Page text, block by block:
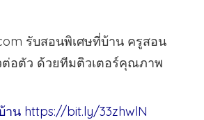
รับสอนพิเศษที่บ้าน ครูสอน
ต่อตัว ด้วยทีมติวเตอร์คุณภาพ
าน https://bit.ly/33zhwlN